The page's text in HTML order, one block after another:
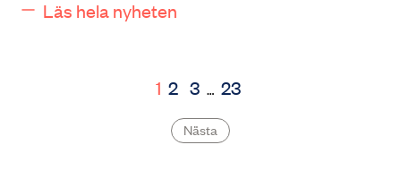
Läs hela nyheten
1 2 3 … 23
Nästa